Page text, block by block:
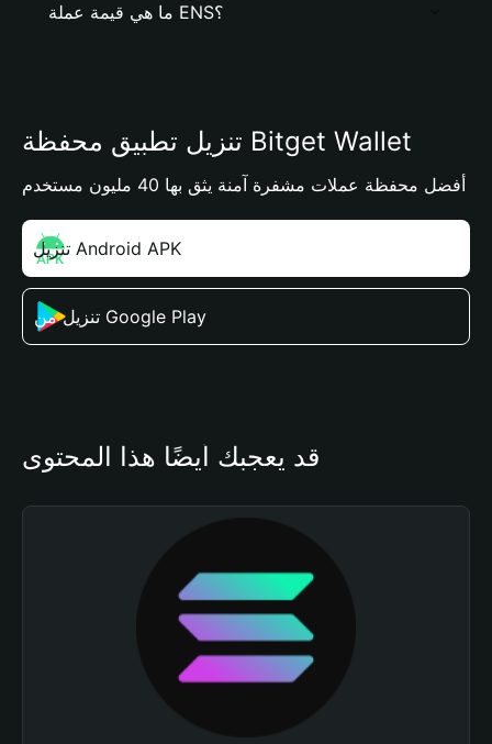
ما هي قيمة عملة ENS؟
تنزيل تطبيق محفظة Bitget Wallet
أفضل محفظة عملات مشفرة آمنة يثق بها 40 مليون مستخدم
تنزيل Android APK
تنزيل من Google Play
قد يعجبك أيضًا هذا المحتوى